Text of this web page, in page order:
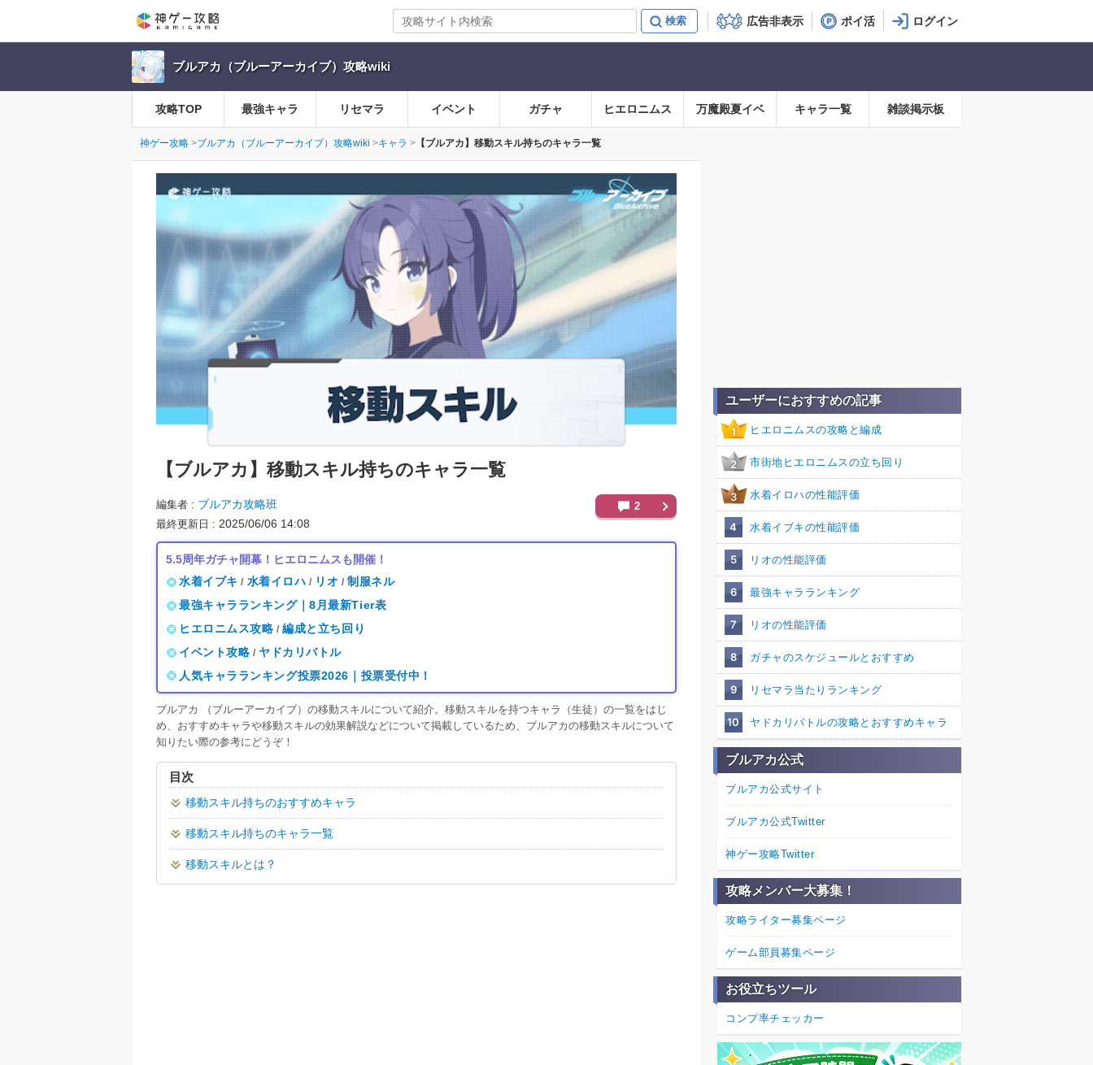
広告非表示 ポイ活
ブルアカ（ブルーアーカイブ）攻略wiki
攻略TOP 最強キャラ リセマラ イベント ガチャ ヒエロニムス 万魔殿夏イベ キャラ一覧 雑談掲示板
神ゲー攻略 ブルアカ（ブルーアーカイブ）攻略wiki キャラ 【ブルアカ】移動スキル持ちのキャラ一覧
【ブルアカ】 移動スキル持ちのキャラ一覧
編集者 ブルアカ攻略班
最終更新日 2025/06/06 14:08
2
5.5周年ガチャ開幕！ヒエロニムスも開催！
水着イブキ / 水着イロハ / リオ / 制服ネル
最強キャラランキング｜8月最新Tier表
ヒエロニムス攻略 / 編成と立ち回り
イベント攻略 / ヤドカリバトル
人気キャラランキング投票2026｜投票受付中！
ブルアカ （ブルーアーカイブ）の移動スキルについて紹介。移動スキルを持つキャラ（生徒）の一覧をはじ
め、おすすめキャラや移動スキルの効果解説などについて掲載しているため、ブルアカの移動スキルについて
知りたい際の参考にどうぞ！
目次
移動スキル持ちのおすすめキャラ
移動スキル持ちのキャラ一覧
移動スキルとは？
ユーザーにおすすめの記事
1 ヒエロニムスの攻略と編成
2 市街地ヒエロニムスの立ち回り
3 水着イロハの性能評価
4 水着イブキの性能評価
5 リオの性能評価
6 最強キャラランキング
7 リオの性能評価
8 ガチャのスケジュールとおすすめ
9 リセマラ当たりランキング
10 ヤドカリバトルの攻略とおすすめキャラ
ブルアカ公式
ブルアカ公式サイト
ブルアカ公式Twitter
神ゲー攻略Twitter
攻略メンバー大募集！
攻略ライター募集ページ
ゲーム部員募集ページ
お役立ちツール
コンプ率チェッカー